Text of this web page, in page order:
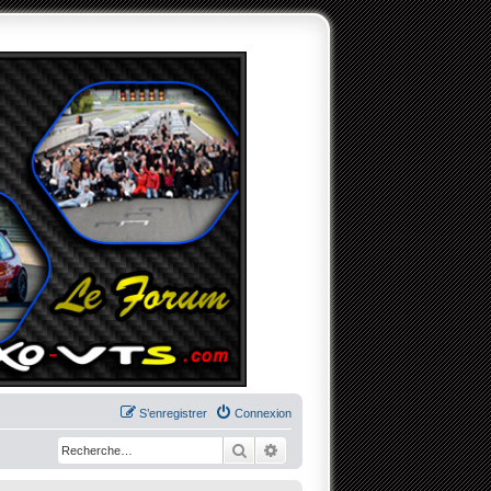
Connexion
S’enregistrer
RechercherRecherche avancée